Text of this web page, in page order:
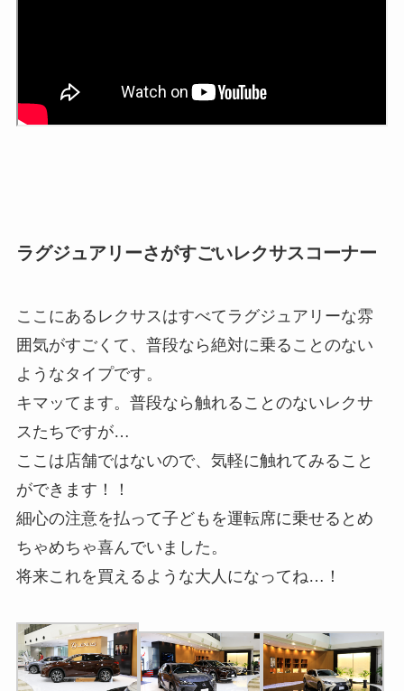
ラグジュアリーさがすごいレクサスコーナー
ここにあるレクサスはすべてラグジュアリーな雰
囲気がすごくて、普段なら絶対に乗ることのない
ようなタイプです。
キマッてます。普段なら触れることのないレクサ
スたちですが…
ここは店舗ではないので、気軽に触れてみること
ができます！！
細心の注意を払って子どもを運転席に乗せるとめ
ちゃめちゃ喜んでいました。
将来これを買えるような大人になってね…！